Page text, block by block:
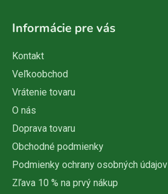
Informácie pre vás
Kontakt
Veľkoobchod
Vrátenie tovaru
O nás
Doprava tovaru
Obchodné podmienky
Podmienky ochrany osobných údajov
Zľava 10 % na prvý nákup